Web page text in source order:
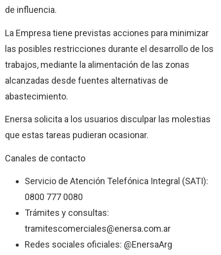
de influencia.
La Empresa tiene previstas acciones para minimizar
las posibles restricciones durante el desarrollo de los
trabajos, mediante la alimentación de las zonas
alcanzadas desde fuentes alternativas de
abastecimiento.
Enersa solicita a los usuarios disculpar las molestias
que estas tareas pudieran ocasionar.
Canales de contacto
Servicio de Atención Telefónica Integral (SATI):
0800 777 0080
Trámites y consultas:
tramitescomerciales@enersa.com.ar
Redes sociales oficiales: @EnersaArg